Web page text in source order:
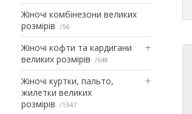
Жіночі комбінезони великих
розмірів
56
Жіночі кофти та кардигани
великих розмірів
648
Жіночі куртки, пальто,
жилетки великих
розмірів
1347